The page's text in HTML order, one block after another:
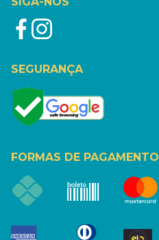
SEGURANÇA
FORMAS DE PAGAMENTO